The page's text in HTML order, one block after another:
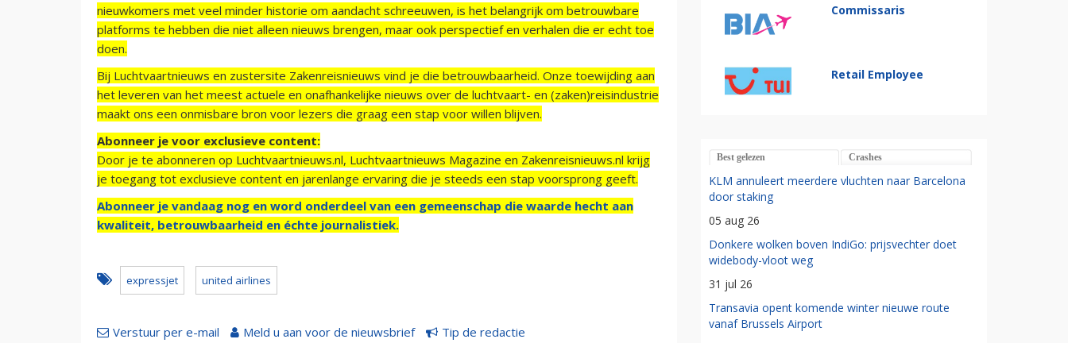
nieuwkomers met veel minder historie om aandacht schreeuwen, is het belangrijk om betrouwbare
platforms te hebben die niet alleen nieuws brengen, maar ook perspectief en verhalen die er echt toe
doen.
Bij Luchtvaartnieuws en zustersite Zakenreisnieuws vind je die betrouwbaarheid. Onze toewijding aan
het leveren van het meest actuele en onafhankelijke nieuws over de luchtvaart- en (zaken)reisindustrie
maakt ons een onmisbare bron voor lezers die graag een stap voor willen blijven.
Abonneer je voor exclusieve content:
Door je te abonneren op Luchtvaartnieuws.nl, Luchtvaartnieuws Magazine en Zakenreisnieuws.nl krijg
je toegang tot exclusieve content en jarenlange ervaring die je steeds een stap voorsprong geeft.
Abonneer je vandaag nog en word onderdeel van een gemeenschap die waarde hecht aan
kwaliteit, betrouwbaarheid en échte journalistiek.
expressjet united airlines
Verstuur per e-mail Meld u aan voor de nieuwsbrief Tip de redactie
Commissaris
Retail Employee
Best gelezen Crashes
KLM annuleert meerdere vluchten naar Barcelona
door staking
05 aug 26
Donkere wolken boven IndiGo: prijsvechter doet
widebody-vloot weg
31 jul 26
Transavia opent komende winter nieuwe route
vanaf Brussels Airport